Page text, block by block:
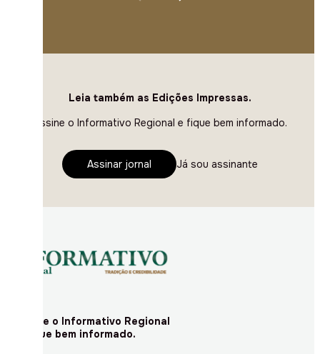
Leia também as Edições Impressas.
Assine o Informativo Regional e fique bem informado.
Assinar jornal Já sou assinante
Assine o Informativo Regional
e fique bem informado.